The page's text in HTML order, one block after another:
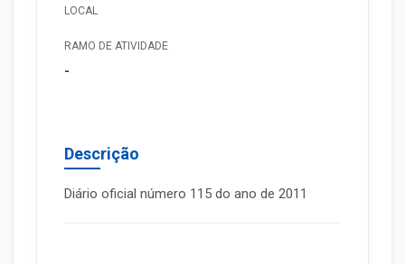
LOCAL
RAMO DE ATIVIDADE
-
Descrição
Diário oficial número 115 do ano de 2011